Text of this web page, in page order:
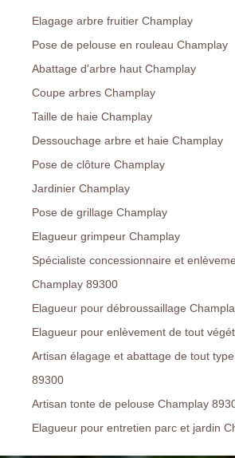
Elagage arbre fruitier Champlay
Pose de pelouse en rouleau Champlay
Abattage d'arbre haut Champlay
Coupe arbres Champlay
Taille de haie Champlay
Dessouchage arbre et haie Champlay
Pose de clôture Champlay
Jardinier Champlay
Pose de grillage Champlay
Elagueur grimpeur Champlay
Spécialiste concessionnaire et
Champlay 89300
Elagueur pour débroussaillage
Elagueur pour enlèvement de tout
Artisan élagage et abattage de tout
89300
Artisan tonte de pelouse Champlay
Elagueur pour entretien parc et jardin